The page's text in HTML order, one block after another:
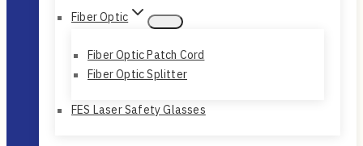
Fiber Optic
Fiber Optic Patch Cord
Fiber Optic Splitter
FES Laser Safety Glasses